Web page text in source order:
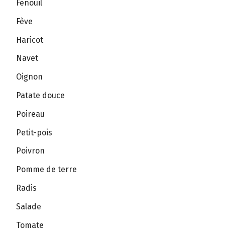
Fenouil
Fève
Haricot
Navet
Oignon
Patate douce
Poireau
Petit-pois
Poivron
Pomme de terre
Radis
Salade
Tomate